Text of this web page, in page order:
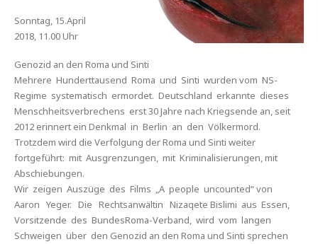
Sonntag, 15.April
2018, 11.00 Uhr
Genozid an den Roma und Sinti
Mehrere Hunderttausend Roma und Sinti wurden vom NS-
Regime systematisch ermordet. Deutschland erkannte dieses
Menschheitsverbrechens erst 30 Jahre nach Kriegsende an, seit
2012 erinnert ein Denkmal in Berlin an den Völkermord.
Trotzdem wird die Verfolgung der Roma und Sinti weiter
fortgeführt: mit Ausgrenzungen, mit Kriminalisierungen, mit
Abschiebungen.
Wir zeigen Auszüge des Films „A people uncounted“ von
Aaron Yeger. Die Rechtsanwältin Nizaqete Bislimi aus Essen,
Vorsitzende des BundesRoma-Verband, wird vom langen
Schweigen über den Genozid an den Roma und Sinti sprechen